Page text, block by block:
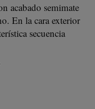
acabado semimate
En la cara exterior
secuencia